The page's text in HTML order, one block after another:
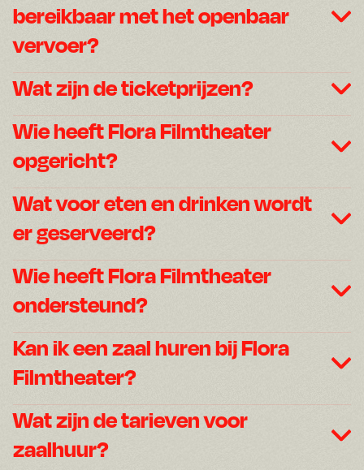
bereikbaar met het openbaar
vervoer?
Wat zijn de ticketprijzen?
Wie heeft Flora Filmtheater
opgericht?
Wat voor eten en drinken wordt
er geserveerd?
Wie heeft Flora Filmtheater
ondersteund?
Kan ik een zaal huren bij Flora
Filmtheater?
Wat zijn de tarieven voor
zaalhuur?